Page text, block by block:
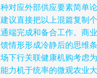
对应外部供应要素简单
议直接把以上混篇复制
端完成和备合工作。商
情形形成冷静后的思维
下行关联健康机购考虑
力机于统率的微观农业